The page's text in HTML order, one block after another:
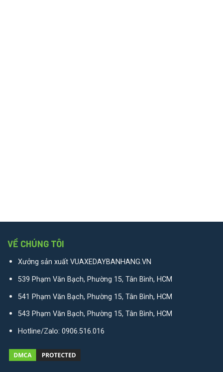
VỀ CHÚNG TÔI
Xưởng sản xuất VUAXEDAYBANHANG.VN
539 Phạm Văn Bạch, Phường 15, Tân Bình, HCM
541 Phạm Văn Bạch, Phường 15, Tân Bình, HCM
543 Phạm Văn Bạch, Phường 15, Tân Bình, HCM
Hotline/Zalo: 0906.516.016